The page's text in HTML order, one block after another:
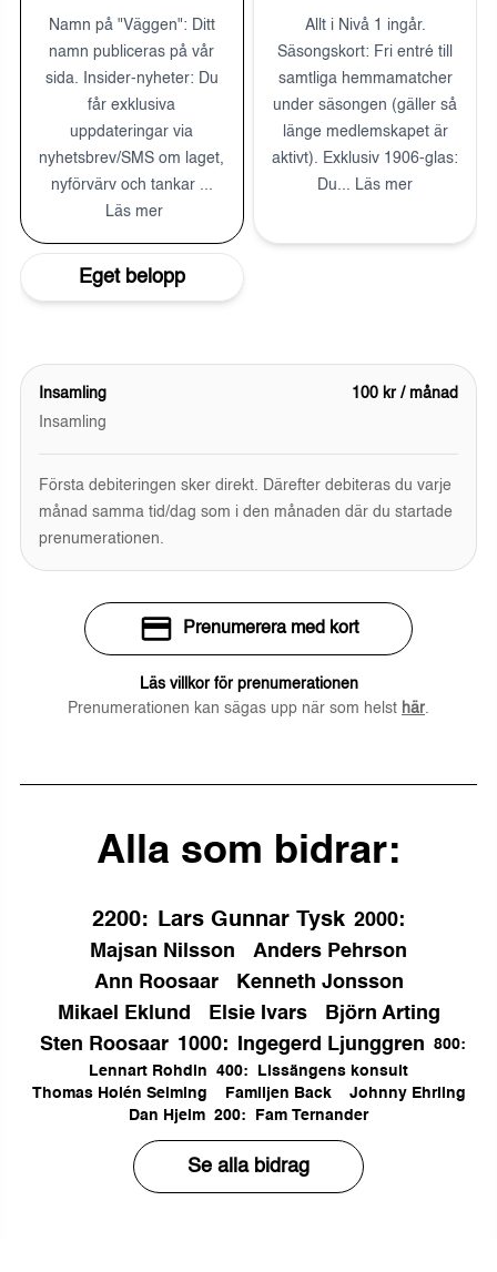
Namn på "Väggen": Ditt
namn publiceras på vår
sida. Insider-nyheter: Du
får exklusiva
uppdateringar via
nyhetsbrev/SMS om laget,
nyförvärv och tankar ...
Läs mer
Allt i Nivå 1 ingår.
Säsongskort: Fri entré till
samtliga hemmamatcher
under säsongen (gäller så
länge medlemskapet är
aktivt). Exklusiv 1906-glas:
Du... Läs mer
Eget belopp
Insamling
Insamling
100 kr / månad
Första debiteringen sker direkt. Därefter debiteras du varje
månad samma tid/dag som i den månaden där du startade
prenumerationen.
Prenumerera med kort
Läs villkor för prenumerationen
Prenumerationen kan sägas upp när som helst här.
Alla som bidrar:
2200: Lars Gunnar Tysk 2000:
Majsan Nilsson
Anders Pehrson
Ann Roosaar
Kenneth Jonsson
Mikael Eklund
Elsie Ivars
Björn Arting
Sten Roosaar 1000: Ingegerd Ljunggren 800:
Lennart Rohdin
400:
Lissängens konsult
Thomas Holén Selming
Familjen Back
Johnny Ehrling
Dan Hjelm 200: Fam Ternander
Se alla bidrag